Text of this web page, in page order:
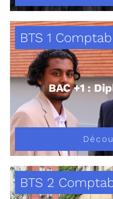
BTS 1
BAC +1 :
BTS 2